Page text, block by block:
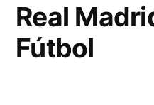
Real
Fútbol